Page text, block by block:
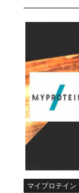
マイプロテイン